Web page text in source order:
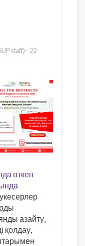
staff) - 22
өткен
азайту,
қолдау,